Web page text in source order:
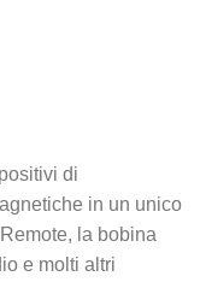
di
in un unico
la bobina
e molti altri